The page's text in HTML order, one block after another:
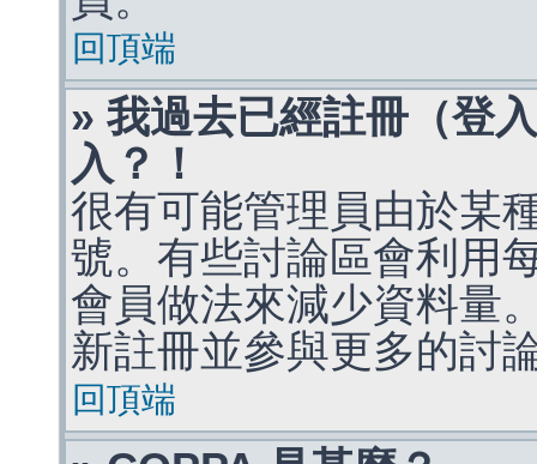
回頂端
» 我過去已經註冊（登
入？！
很有可能管理員由於某
號。有些討論區會利用
會員做法來減少資料量
新註冊並參與更多的討
回頂端